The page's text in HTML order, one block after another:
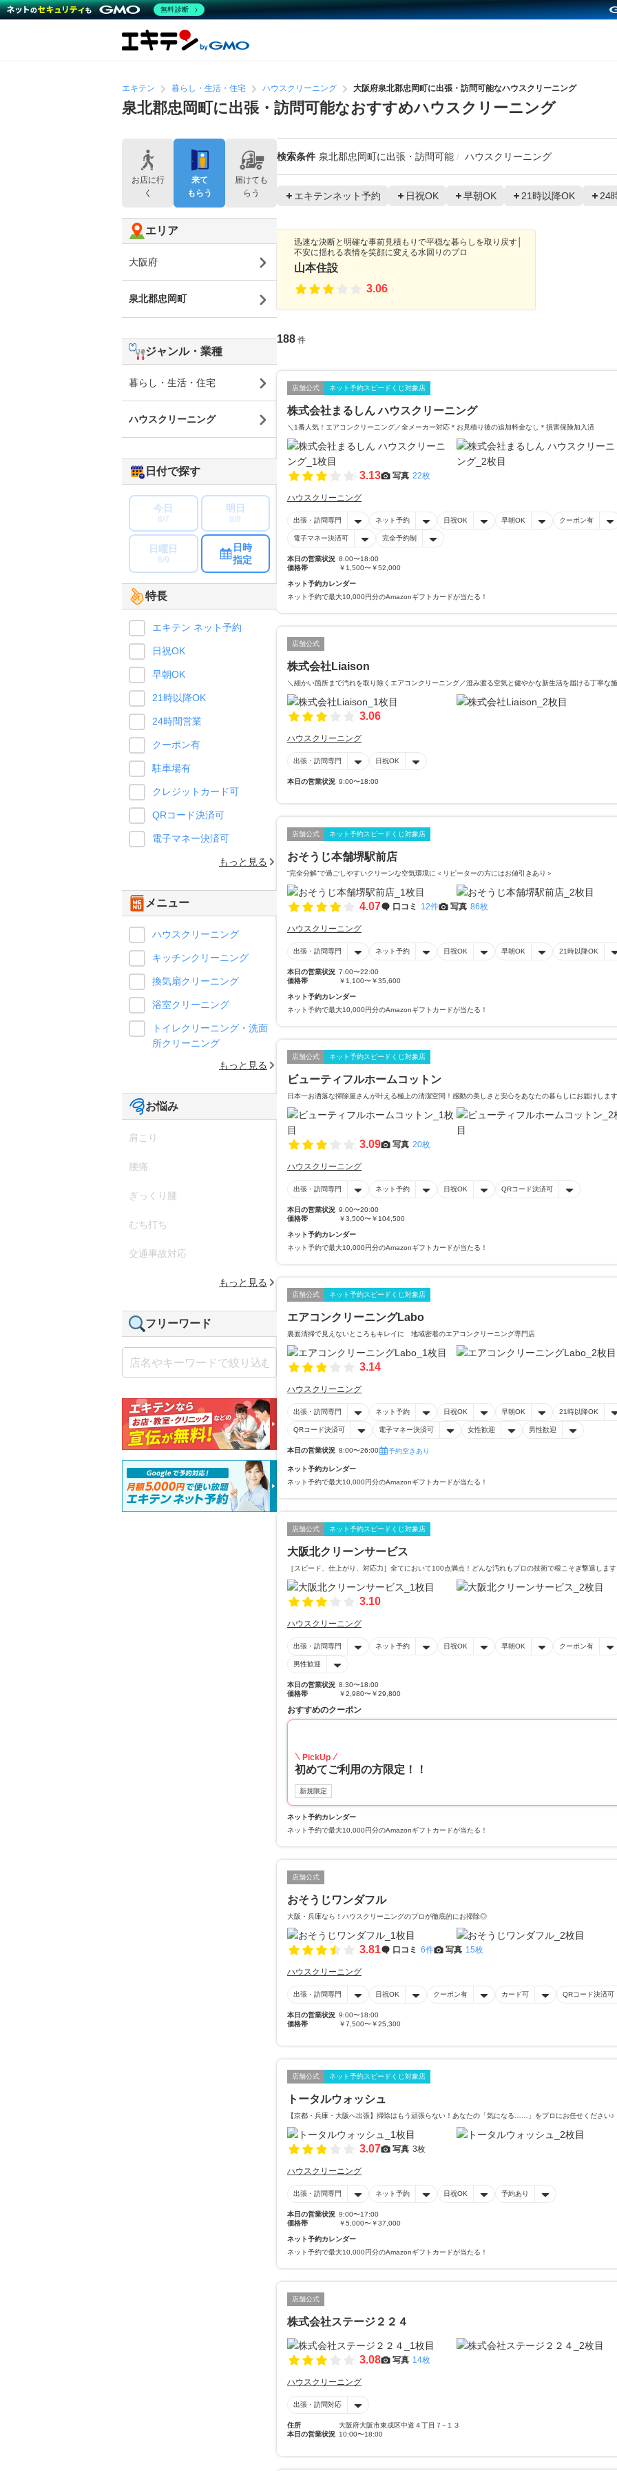
エキテン 暮らし・生活・住宅 ハウスクリーニング 大阪府泉北郡忠岡町に出張・訪問可能なハウスクリーニング
泉北郡忠岡町に出張・訪問可能なおすすめハウスクリーニング
検索条件 泉北郡忠岡町に出張・訪問可能 ハウスクリーニング
エキテンネット予約 日祝OK 早朝OK 21時以降OK 24
迅速な決断と明確な事前見積もりで平穏な暮らしを取り戻す│
不安に揺れる表情を笑顔に変える水回りのプロ
山本住設
3.06
188 件
店舗公式 ネット予約スピードくじ対象店
株式会社まるしん ハウスクリーニング
＼1番人気！エアコンクリーニング／全メーカー対応＊お見積り後の追加料金なし＊損害保険加入済
3.13 写真 22枚
ハウスクリーニング
出張・訪問専門 ネット予約 日祝OK 早朝OK クーポン有
電子マネー決済可 完全予約制
本日の営業状況 8:00〜18:00
価格帯
￥1,500〜￥52,000
ネット予約カレンダー
ネット予約で最大10,000円分のAmazonギフトカードが当たる！
店舗公式
株式会社Liaison
＼細かい箇所まで汚れを取り除くエアコンクリーニング／澄み渡る空気と健やかな新生活を届ける丁寧な
3.06
ハウスクリーニング
出張・訪問専門 日祝OK
本日の営業状況 9:00〜18:00
店舗公式 ネット予約スピードくじ対象店
おそうじ本舗堺駅前店
“完全分解”で過ごしやすいクリーンな空気環境に＜リピーターの方にはお値引きあり＞
4.07 口コミ 12件 写真 86枚
ハウスクリーニング
出張・訪問専門 ネット予約 日祝OK 早朝OK 21時以降OK
本日の営業状況 7:00〜22:00
価格帯
￥1,100〜￥35,600
ネット予約カレンダー
ネット予約で最大10,000円分のAmazonギフトカードが当たる！
店舗公式 ネット予約スピードくじ対象店
ビューティフルホームコットン
日本一お洒落な掃除屋さんが叶える極上の清潔空間！感動の美しさと安心をあなたの暮らしにお届けします
3.09 写真 20枚
ハウスクリーニング
出張・訪問専門 ネット予約 日祝OK QRコード決済可
本日の営業状況 9:00〜20:00
価格帯
￥3,500〜￥104,500
ネット予約カレンダー
ネット予約で最大10,000円分のAmazonギフトカードが当たる！
店舗公式 ネット予約スピードくじ対象店
エアコンクリーニングLabo
裏面清掃で見えないところもキレイに 地域密着のエアコンクリーニング専門店
3.14
ハウスクリーニング
出張・訪問専門 ネット予約 日祝OK 早朝OK 21時以降OK
QRコード決済可 電子マネー決済可 女性歓迎 男性歓迎
本日の営業状況 8:00〜26:00 予約空きあり
ネット予約カレンダー
ネット予約で最大10,000円分のAmazonギフトカードが当たる！
店舗公式 ネット予約スピードくじ対象店
大阪北クリーンサービス
［スピード、仕上がり、対応力］全てにおいて100点満点！どんな汚れもプロの技術で根こそぎ撃退します
3.10
ハウスクリーニング
出張・訪問専門 ネット予約 日祝OK 早朝OK クーポン有
男性歓迎
本日の営業状況 8:30〜18:00
価格帯
￥2,980〜￥29,800
おすすめのクーポン
PickUp
初めてご利用の方限定！！
新規限定
ネット予約カレンダー
ネット予約で最大10,000円分のAmazonギフトカードが当たる！
店舗公式
おそうじワンダフル
大阪・兵庫なら！ハウスクリーニングのプロが徹底的にお掃除◎
3.81 口コミ 6件 写真 15枚
ハウスクリーニング
出張・訪問専門 日祝OK クーポン有 カード可 QRコード決済可
本日の営業状況 9:00〜18:00
価格帯
￥7,500〜￥25,300
店舗公式 ネット予約スピードくじ対象店
トータルウォッシュ
【京都・兵庫・大阪へ出張】掃除はもう頑張らない！あなたの「気になる……」をプロにお任せください♪
3.07 写真 3枚
ハウスクリーニング
出張・訪問専門 ネット予約 日祝OK 予約あり
本日の営業状況 9:00〜17:00
価格帯
￥5,000〜￥37,000
ネット予約カレンダー
ネット予約で最大10,000円分のAmazonギフトカードが当たる！
店舗公式
株式会社ステージ２２４
3.08 写真 14枚
ハウスクリーニング
出張・訪問対応
住所
大阪府大阪市東成区中道４丁目７−１３
本日の営業状況 10:00〜18:00
お店に行
く
来て
もらう
届けても
らう
エリア
大阪府
泉北郡忠岡町
ジャンル・業種
暮らし・生活・住宅
ハウスクリーニング
日付で探す
今日
8/7
明日
8/8
日曜日
8/9
日時
指定
特長
エキテン ネット予約
日祝OK
早朝OK
21時以降OK
24時間営業
クーポン有
駐車場有
クレジットカード可
QRコード決済可
電子マネー決済可
もっと見る
メニュー
ハウスクリーニング
キッチンクリーニング
換気扇クリーニング
浴室クリーニング
トイレクリーニング・洗面
所クリーニング
もっと見る
お悩み
肩こり
腰痛
ぎっくり腰
むち打ち
交通事故対応
もっと見る
フリーワード
無料診断